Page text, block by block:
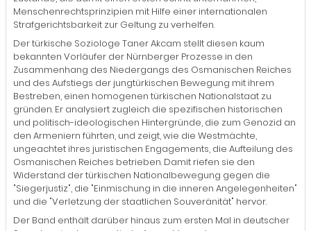
Menschenrechtsprinzipien mit Hilfe einer internationalen
Strafgerichtsbarkeit zur Geltung zu verhelfen.
Der türkische Soziologe Taner Akcam stellt diesen kaum
bekannten Vorläufer der Nürnberger Prozesse in den
Zusammenhang des Niedergangs des Osmanischen Reiches
und des Aufstiegs der jungtürkischen Bewegung mit ihrem
Bestreben, einen homogenen türkischen Nationalstaat zu
gründen. Er analysiert zugleich die spezifischen historischen
und politisch-ideologischen Hintergründe, die zum Genozid an
den Armeniern führten, und zeigt, wie die Westmächte,
ungeachtet ihres juristischen Engagements, die Aufteilung des
Osmanischen Reiches betrieben. Damit riefen sie den
Widerstand der türkischen Nationalbewegung gegen die
"Siegerjustiz", die "Einmischung in die inneren Angelegenheiten"
und die "Verletzung der staatlichen Souveränität" hervor.
Der Band enthält darüber hinaus zum ersten Mal in deutscher